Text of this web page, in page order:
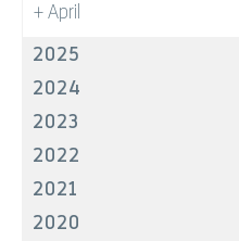
+April
2025
2024
2023
2022
2021
2020